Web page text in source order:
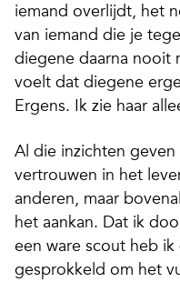
iemand overlijdt, het
van iemand die je
diegene daarna nooit
voelt dat diegene
Ergens. Ik zie haar
Al die inzichten
vertrouwen in het
anderen, maar
het aankan. Dat ik
een ware scout heb
gesprokkeld om het